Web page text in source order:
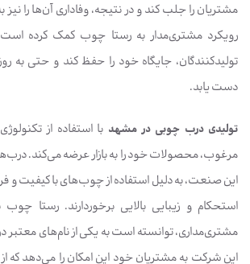
مشتریان را جلب کند و در نتیجه، وفاداری آن‌ها را
رویکرد مشتری‌مدار به رستا چوب کمک کرده است
تولیدکنندگان، جایگاه خود را حفظ کند و حتی به
دست یابد.
تولیدی درب چوبی در مشهد با استفاده از
مرغوب، محصولات خود را به بازار عرضه می‌کند.
این صنعت، به دلیل استفاده از چوب‌های با کیفیت و
استحکام و زیبایی بالایی برخوردارند. رستا
مشتری‌مداری، توانسته است به یکی از نام‌های معتبر
این شرکت به مشتریان خود این امکان را می‌دهد